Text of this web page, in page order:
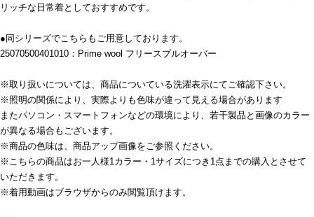
リッチな日常着としておすすめです。
●同シリーズでこちらもご用意しております。
25070500401010：Prime wool フリースプルオーバー
※取り扱いについては、商品についている洗濯表示にてご確認下さい。
※照明の関係により、実際よりも色味が違って見える場合があります
またパソコン・スマートフォンなどの環境により、若干製品と画像のカラー
が異なる場合もございます。
※商品の色味は、商品アップ画像をご参照ください。
※こちらの商品はお一人様1カラー・1サイズにつき1点までの購入とさせて
いただきます。
※着用動画はブラウザからのみ閲覧頂けます。